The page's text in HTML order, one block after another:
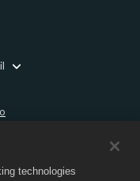
technologies